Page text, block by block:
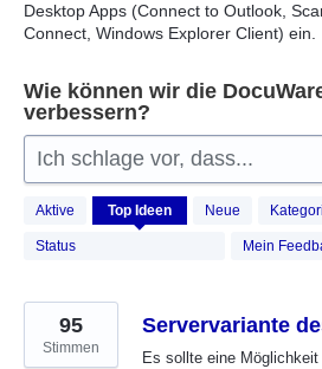
Desktop Apps (Connect to Outlook,
Connect, Windows Explorer Client) ein.
Wie können wir die
verbessern?
Ich schlage vor, dass...
Aktive Top Ideen Neue
Status Mein
158
gefundene
Ergebnisse
Servervariante
Es sollte eine
95
Stimmen